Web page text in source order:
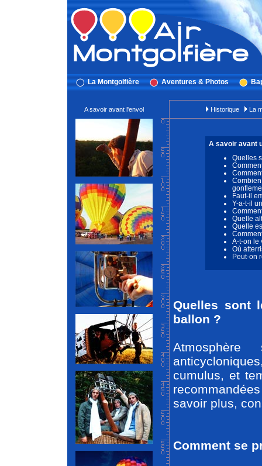
La Montgolfière Aventures & Photos
A savoir avant l'envol Historique La
A savoir avant
Quelles
Faut-il
Y-a-t-il
Quelle
Quelle
A-t-on le
Où
Peut-on
Quelles sont
ballon ?
cumulus, et
savoir plus,
Comment se